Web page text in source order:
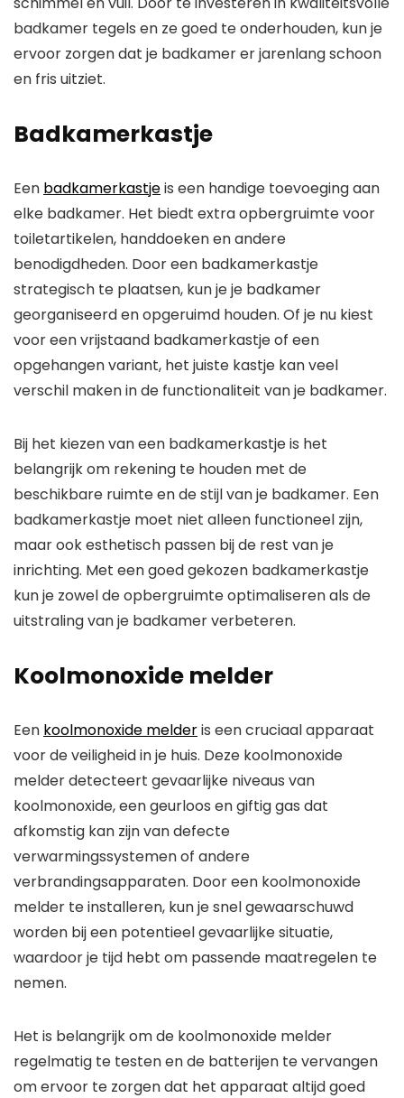
badkamer tegels en ze goed te onderhouden, kun je
ervoor zorgen dat je badkamer er jarenlang schoon
en fris uitziet.
Badkamerkastje
Een badkamerkastjeis een handige toevoeging aan
elke badkamer. Het biedt extra opbergruimte voor
toiletartikelen, handdoeken en andere
benodigdheden. Door een badkamerkastje
strategisch te plaatsen, kun je je badkamer
georganiseerd en opgeruimd houden. Of je nu kiest
voor een vrijstaand badkamerkastje of een
opgehangen variant, het juiste kastje kan veel
verschil maken in de functionaliteit van je badkamer.
Bij het kiezen van een badkamerkastje is het
belangrijk om rekening te houden met de
beschikbare ruimte en de stijl van je badkamer. Een
badkamerkastje moet niet alleen functioneel zijn,
maar ook esthetisch passen bij de rest van je
inrichting. Met een goed gekozen badkamerkastje
kun je zowel de opbergruimte optimaliseren als de
uitstraling van je badkamer verbeteren.
Koolmonoxide melder
Een koolmonoxide melderis een cruciaal apparaat
voor de veiligheid in je huis. Deze koolmonoxide
melder detecteert gevaarlijke niveaus van
koolmonoxide, een geurloos en giftig gas dat
afkomstig kan zijn van defecte
verwarmingssystemen of andere
verbrandingsapparaten. Door een koolmonoxide
melder te installeren, kun je snel gewaarschuwd
worden bij een potentieel gevaarlijke situatie,
waardoor je tijd hebt om passende maatregelen te
nemen.
Het is belangrijk om de koolmonoxide melder
regelmatig te testen en de batterijen te vervangen
om ervoor te zorgen dat het apparaat altijd goed